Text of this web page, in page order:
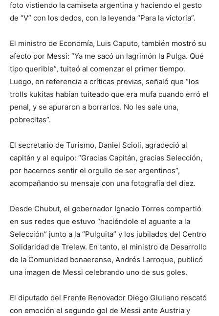
foto vistiendo la camiseta argentina y haciendo el gesto
de “V” con los dedos, con la leyenda “Para la victoria”.
El ministro de Economía, Luis Caputo, también mostró su
afecto por Messi: “Ya me sacó un lagrimón la Pulga. Qué
tipo querible”, tuiteó al comenzar el primer tiempo.
Luego, en referencia a críticas previas, señaló que “los
trolls kukitas habían tuiteado que era mufa cuando erró el
penal, y se apuraron a borrarlos. No les sale una,
pobrecitas”.
El secretario de Turismo, Daniel Scioli, agradeció al
capitán y al equipo: “Gracias Capitán, gracias Selección,
por hacernos sentir el orgullo de ser argentinos”,
acompañando su mensaje con una fotografía del diez.
Desde Chubut, el gobernador Ignacio Torres compartió
en sus redes que estuvo “haciéndole el aguante a la
Selección” junto a la “Pulguita” y los jubilados del Centro
Solidaridad de Trelew. En tanto, el ministro de Desarrollo
de la Comunidad bonaerense, Andrés Larroque, publicó
una imagen de Messi celebrando uno de sus goles.
El diputado del Frente Renovador Diego Giuliano rescató
con emoción el segundo gol de Messi ante Austria y